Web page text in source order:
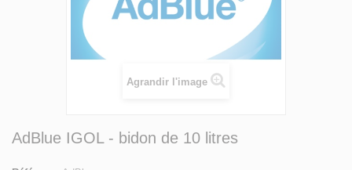
Agrandir l'image
AdBlue IGOL - bidon de 10 litres